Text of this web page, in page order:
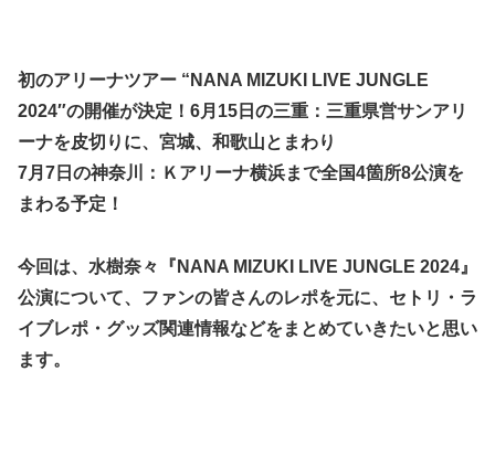
初のアリーナツアー “NANA MIZUKI LIVE JUNGLE
2024″の開催が決定！6月15日の三重：三重県営サンアリ
ーナを皮切りに、宮城、和歌山とまわり
7月7日の神奈川：Ｋアリーナ横浜まで全国4箇所8公演を
まわる予定！
今回は、水樹奈々『NANA MIZUKI LIVE JUNGLE 2024』
公演について、ファンの皆さんのレポを元に、セトリ・ラ
イブレポ・グッズ関連情報などをまとめていきたいと思い
ます。